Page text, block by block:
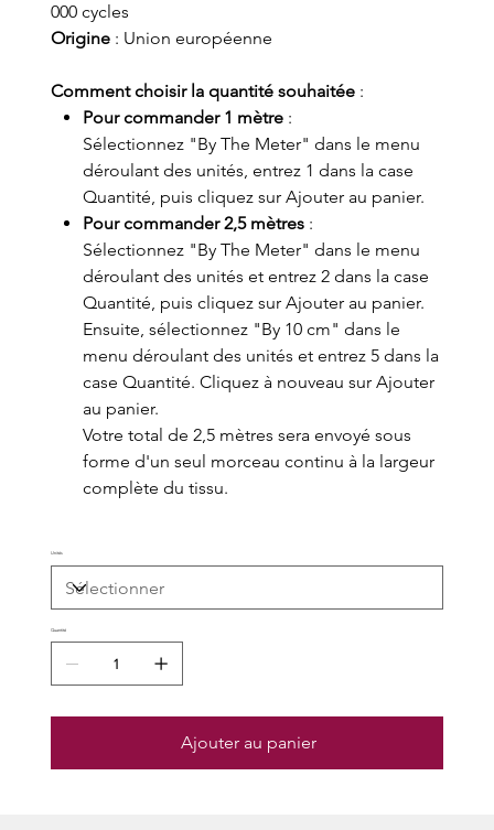
000 cycles
Origine: Union européenne
Comment choisir la quantité souhaitée:
Pour commander 1 mètre:
Sélectionnez "By The Meter" dans le menu
déroulant des unités, entrez 1 dans la case
Quantité, puis cliquez sur Ajouter au panier.
Pour commander 2,5 mètres:
Sélectionnez "By The Meter" dans le menu
déroulant des unités et entrez 2 dans la case
Quantité, puis cliquez sur Ajouter au panier.
Ensuite, sélectionnez "By 10 cm" dans le
menu déroulant des unités et entrez 5 dans la
case Quantité. Cliquez à nouveau sur Ajouter
au panier.
Votre total de 2,5 mètres sera envoyé sous
forme d'un seul morceau continu à la largeur
complète du tissu.
Unités
Quantité
Ajouter au panier